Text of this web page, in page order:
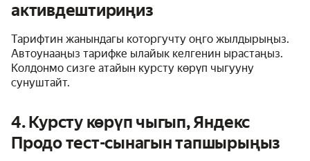
активдештириңиз
Тарифтин жанындагы которгучту оңго жылдырыңыз.
Автоунааңыз тарифке ылайык келгенин ырастаңыз.
Колдонмо сизге атайын курсту көрүп чыгууну
сунуштайт.
4. Курсту көрүп чыгып, Яндекс
Продо тест-сынагын тапшырыңыз